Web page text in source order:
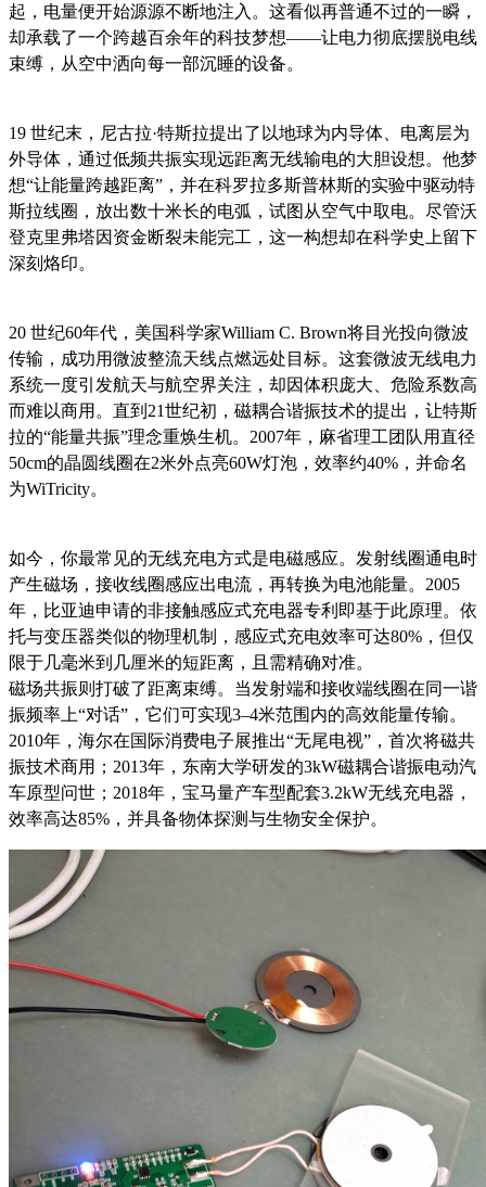
起，电量便开始源源不断地注入。这看似再普通不过的一瞬，
却承载了一个跨越百余年的科技梦想——让电力彻底摆脱电线
束缚，从空中洒向每一部沉睡的设备。
19 世纪末，尼古拉·特斯拉提出了以地球为内导体、电离层为
外导体，通过低频共振实现远距离无线输电的大胆设想。他梦
想“让能量跨越距离”，并在科罗拉多斯普林斯的实验中驱动特
斯拉线圈，放出数十米长的电弧，试图从空气中取电。尽管沃
登克里弗塔因资金断裂未能完工，这一构想却在科学史上留下
深刻烙印。
20 世纪60年代，美国科学家William C. Brown将目光投向微波
传输，成功用微波整流天线点燃远处目标。这套微波无线电力
系统一度引发航天与航空界关注，却因体积庞大、危险系数高
而难以商用。直到21世纪初，磁耦合谐振技术的提出，让特斯
拉的“能量共振”理念重焕生机。2007年，麻省理工团队用直径
50cm的晶圆线圈在2米外点亮60W灯泡，效率约40%，并命名
为WiTricity。
如今，你最常见的无线充电方式是电磁感应。发射线圈通电时
产生磁场，接收线圈感应出电流，再转换为电池能量。2005
年，比亚迪申请的非接触感应式充电器专利即基于此原理。依
托与变压器类似的物理机制，感应式充电效率可达80%，但仅
限于几毫米到几厘米的短距离，且需精确对准。
磁场共振则打破了距离束缚。当发射端和接收端线圈在同一谐
振频率上“对话”，它们可实现3–4米范围内的高效能量传输。
2010年，海尔在国际消费电子展推出“无尾电视”，首次将磁共
振技术商用；2013年，东南大学研发的3kW磁耦合谐振电动汽
车原型问世；2018年，宝马量产车型配套3.2kW无线充电器，
效率高达85%，并具备物体探测与生物安全保护。